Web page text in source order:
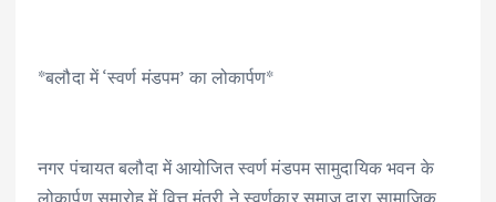
*बलौदा में ‘स्वर्ण मंडपम’ का लोकार्पण*
नगर पंचायत बलौदा में आयोजित स्वर्ण मंडपम सामुदायिक भवन के